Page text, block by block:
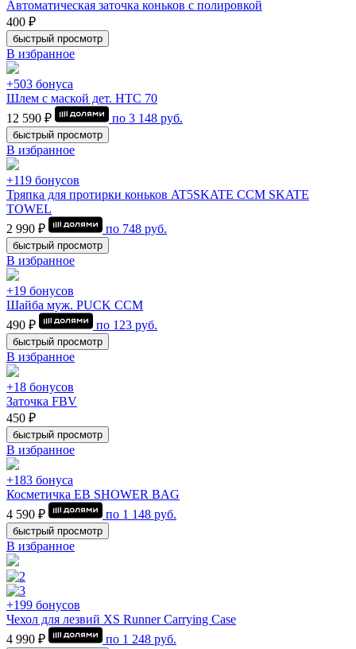
Автоматическая заточка коньков с полировкой
400 ₽
быстрый просмотр
В избранное
+503 бонуса
Шлем с маской дет. HTC 70
12 590 ₽
по 3 148 руб.
быстрый просмотр
В избранное
+119 бонусов
Тряпка для протирки коньков AT5SKATE CCM SKATE
TOWEL
2 990 ₽
по 748 руб.
быстрый просмотр
В избранное
+19 бонусов
Шайба муж. PUCK CCM
490 ₽
по 123 руб.
быстрый просмотр
В избранное
+18 бонусов
Заточка FBV
450 ₽
быстрый просмотр
В избранное
+183 бонуса
Косметичка EB SHOWER BAG
4 590 ₽
по 1 148 руб.
быстрый просмотр
В избранное
+199 бонусов
Чехол для лезвий XS Runner Carrying Case
4 990 ₽
по 1 248 руб.